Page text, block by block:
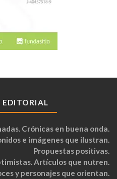
Crónicas en buena onda.
e imágenes que ilustran.
Propuestas positivas.
Artículos que nutren.
y personajes que orientan.